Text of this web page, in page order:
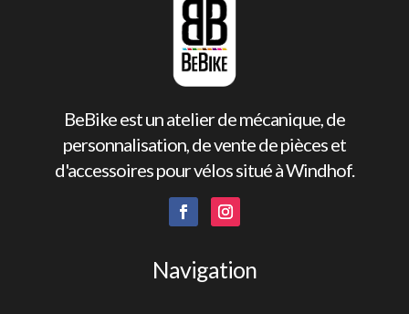
BeBike est un atelier de mécanique, de
personnalisation, de vente de pièces et
d'accessoires pour vélos situé à Windhof.
Navigation